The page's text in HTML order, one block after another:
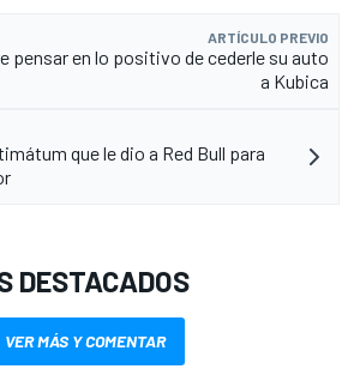
ARTÍCULO PREVIO
pensar en lo positivo de cederle su auto
a Kubica
que le dio a Red Bull para
DESTACADOS
VER MÁS Y COMENTAR